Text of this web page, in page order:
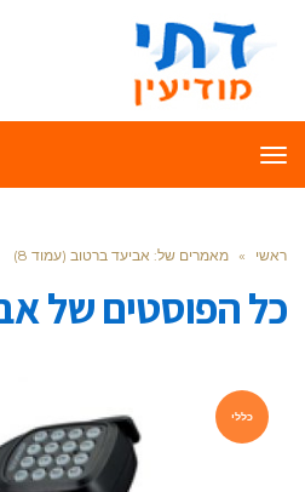
תפריט
ראשי » מאמרים של: אביעד ברטוב (עמוד 8)
כל הפוסטים של
כללי